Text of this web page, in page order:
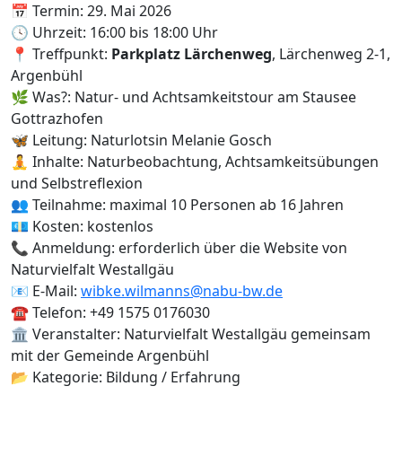
📅 Termin: 29. Mai 2026
🕓 Uhrzeit: 16:00 bis 18:00 Uhr
📍 Treffpunkt: Parkplatz Lärchenweg, Lärchenweg 2-1,
Argenbühl
🌿 Was?: Natur- und Achtsamkeitstour am Stausee
Gottrazhofen
🦋 Leitung: Naturlotsin Melanie Gosch
🧘 Inhalte: Naturbeobachtung, Achtsamkeitsübungen
und Selbstreflexion
👥 Teilnahme: maximal 10 Personen ab 16 Jahren
💶 Kosten: kostenlos
📞 Anmeldung: erforderlich über die Website von
Naturvielfalt Westallgäu
📧 E-Mail: wibke.wilmanns@nabu-bw.de
☎️ Telefon: +49 1575 0176030
🏛️ Veranstalter: Naturvielfalt Westallgäu gemeinsam
mit der Gemeinde Argenbühl
📂 Kategorie: Bildung / Erfahrung